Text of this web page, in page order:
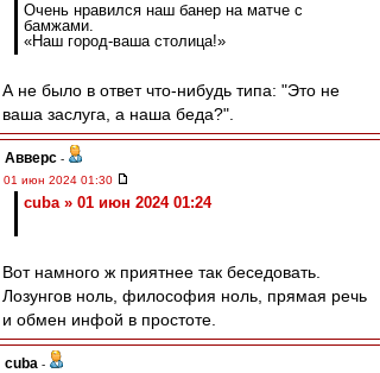
Очень нравился наш банер на матче с
бамжами.
«Наш город-ваша столица!»
А не было в ответ что-нибудь типа: "Это не
ваша заслуга, а наша беда?".
Авверс -
01 июн 2024 01:30
cuba » 01 июн 2024 01:24
Вот намного ж приятнее так беседовать.
Лозунгов ноль, философия ноль, прямая речь
и обмен инфой в простоте.
cuba -